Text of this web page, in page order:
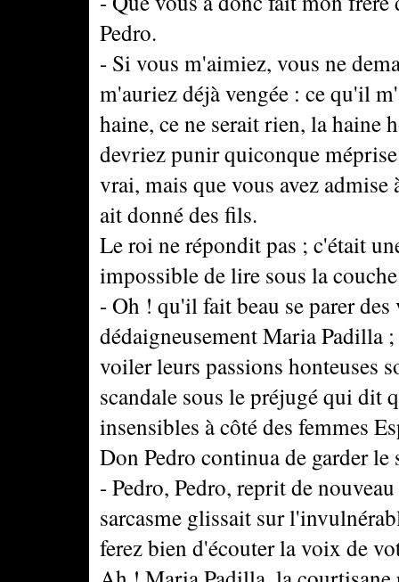
Pedro.
- Si vous m'aimiez, vous ne
m'auriez déjà vengée : ce qu'il
haine, ce ne serait rien, la haine
devriez punir quiconque
vrai, mais que vous avez
ait donné des fils.
Le roi ne répondit pas ; c'était
impossible de lire sous la
- Oh ! qu'il fait beau se parer
dédaigneusement Maria Padilla
voiler leurs passions honteuses
scandale sous le préjugé qui dit
insensibles à côté des femmes
Don Pedro continua de garder le
- Pedro, Pedro, reprit de
sarcasme glissait sur
ferez bien d'écouter la voix de